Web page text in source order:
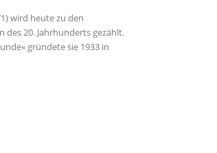
wird heute zu den
20. Jahrhunderts gezählt.
gründete sie 1933 in